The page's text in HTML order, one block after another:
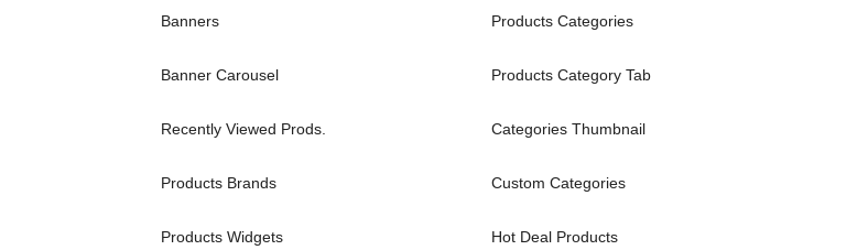
Banners
Banner Carousel
Recently Viewed Prods.
Products Brands
Products Widgets
Products Categories
Products Category Tab
Categories Thumbnail
Custom Categories
Hot Deal Products